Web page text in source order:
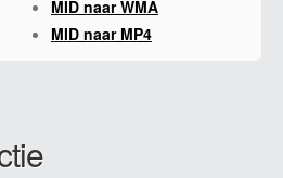
MID naar WMA
MID naar MP4